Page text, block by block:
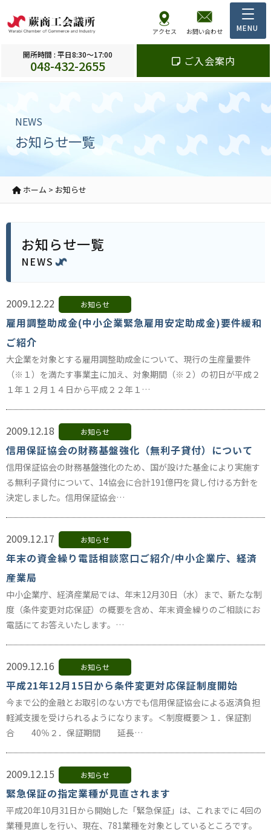
アクセス お問い合わせ
開所時間 : 平日8:30～17:00
048-432-2655 ご入会案内
NEWS
お知らせ一覧
ホーム > お知らせ
お知らせ一覧
NEWS
2009.12.22 お知らせ
雇用調整助成金(中小企業緊急雇用安定助成金)要件緩和
ご紹介
大企業を対象とする雇用調整助成金について、現行の生産量要件
（※１）を満たす事業主に加え、対象期間（※２）の初日が平成２
１年１２月１４日から平成２２年１…
2009.12.18 お知らせ
信用保証協会の財務基盤強化（無利子貸付）について
信用保証協会の財務基盤強化のため、国が設けた基金により実施す
る無利子貸付について、14協会に合計191億円を貸し付ける方針を
決定しました。信用保証協会…
2009.12.17 お知らせ
年末の資金繰り電話相談窓口ご紹介/中小企業庁、経済
産業局
中小企業庁、経済産業局では、年末12月30日（水）まで、新たな制
度（条件変更対応保証）の概要を含め、年末資金繰りのご相談にお
電話にてお答えいたします。…
2009.12.16 お知らせ
平成21年12月15日から条件変更対応保証制度開始
今まで公的金融とお取引のない方でも信用保証協会による返済負担
軽減支援を受けられるようになります。＜制度概要＞１．保証割
合 40％２．保証期間 延長…
2009.12.15 お知らせ
緊急保証の指定業種が見直されます
平成20年10月31日から開始した「緊急保証」は、これまでに 4回の
業種見直しを行い、現在、781業種を対象としているところです。